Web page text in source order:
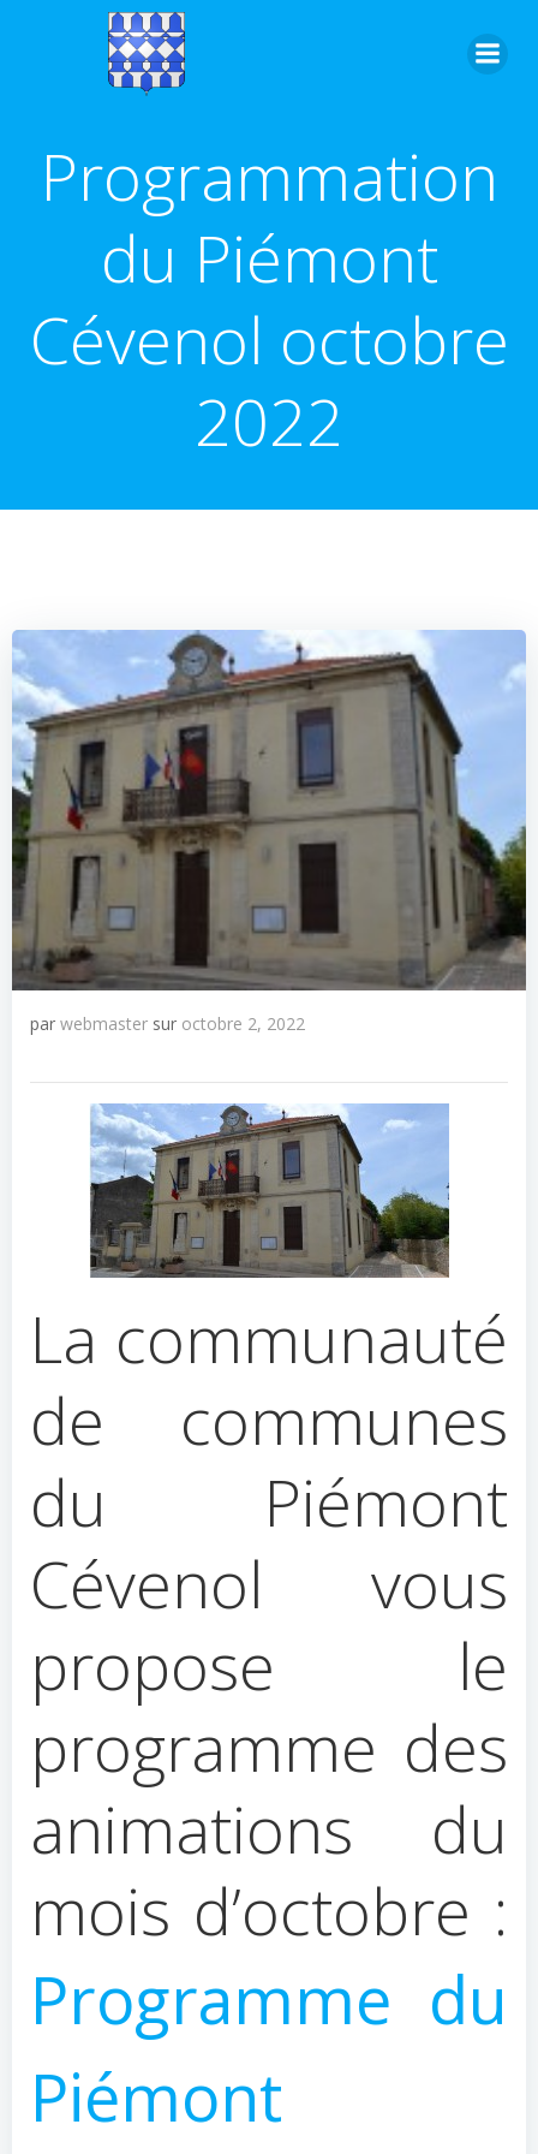
Programmation
du Piémont
Cévenol octobre
2022
par webmaster sur octobre 2, 2022
La communauté
de communes
du Piémont
Cévenol vous
propose le
programme des
animations du
mois d’octobre :
Programme du
Piémont